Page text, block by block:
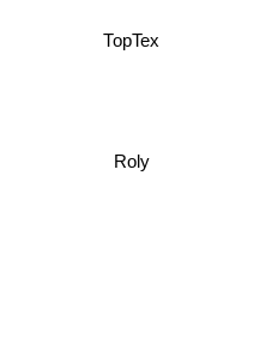
TopTex
Roly